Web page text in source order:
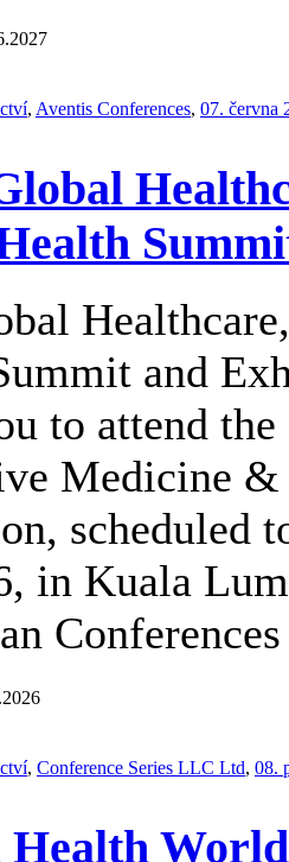
, Aventis Conferences, 07. června
and
to attend
Medicine
scheduled
in Kuala
, Conference Series LLC Ltd, 08.